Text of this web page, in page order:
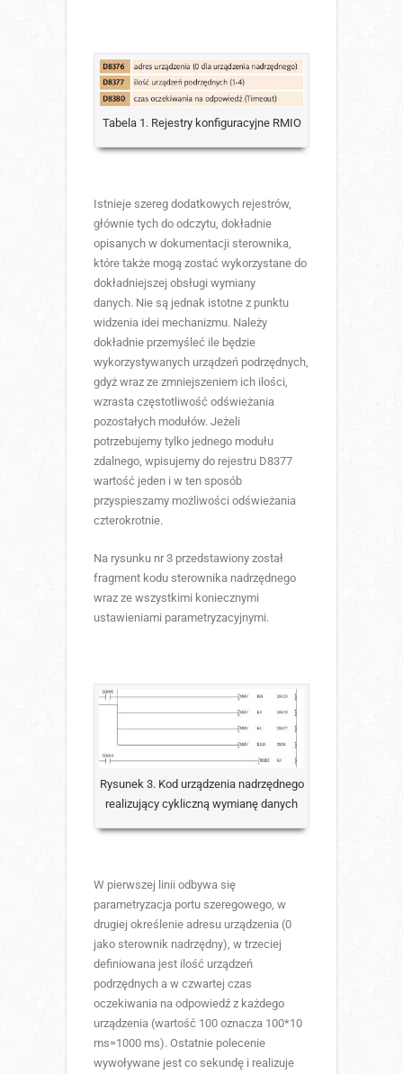
Tabela 1. Rejestry konfiguracyjne RMIO
Istnieje szereg dodatkowych rejestrów,
głównie tych do odczytu, dokładnie
opisanych w dokumentacji sterownika,
które także mogą zostać wykorzystane do
dokładniejszej obsługi wymiany
danych. Nie są jednak istotne z punktu
widzenia idei mechanizmu. Należy
dokładnie przemyśleć ile będzie
wykorzystywanych urządzeń podrzędnych,
gdyż wraz ze zmniejszeniem ich ilości,
wzrasta częstotliwość odświeżania
pozostałych modułów. Jeżeli
potrzebujemy tylko jednego modułu
zdalnego, wpisujemy do rejestru D8377
wartość jeden i w ten sposób
przyspieszamy możliwości odświeżania
czterokrotnie.
Na rysunku nr 3 przedstawiony został
fragment kodu sterownika nadrzędnego
wraz ze wszystkimi koniecznymi
ustawieniami parametryzacyjnymi.
Rysunek 3. Kod urządzenia nadrzędnego
realizujący cykliczną wymianę danych
W pierwszej linii odbywa się
parametryzacja portu szeregowego, w
drugiej określenie adresu urządzenia (0
jako sterownik nadrzędny), w trzeciej
definiowana jest ilość urządzeń
podrzędnych a w czwartej czas
oczekiwania na odpowiedź z każdego
urządzenia (wartość 100 oznacza 100*10
ms=1000 ms). Ostatnie polecenie
wywoływane jest co sekundę i realizuje